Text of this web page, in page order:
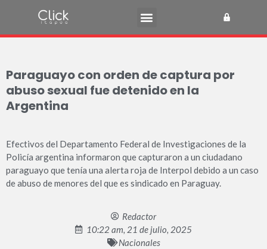
Paraguayo con orden de captura por
abuso sexual fue detenido en la
Argentina
Efectivos del Departamento Federal de Investigaciones de la
Policía argentina informaron que capturaron a un ciudadano
paraguayo que tenía una alerta roja de Interpol debido a un caso
de abuso de menores del que es sindicado en Paraguay.
Redactor
10:22 am, 21 de julio, 2025
Nacionales